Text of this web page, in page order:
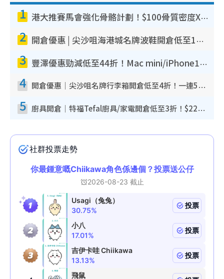
1 港大推賽馬會強化骨骼計劃！$100骨質密度X光檢查 完成免費運動訓練送超市禮券！附參加資格
2 開倉優惠 | 尖沙咀海港城名牌波鞋開倉低至1折！On鞋$899起／Joy&Peace鞋履$98起
3 豐澤優惠勁減低至44折！Mac mini/iPhone17Pro大減價！廚房家電$220起
4 開倉優惠｜尖沙咀名牌行李箱開倉低至4折！一連5日 American Tourister/ace./Hallmark $200起！
5 廚具開倉｜特福Tefal廚具/家電開倉低至3折！$220起買平底鍋/炒鑊/湯煲！電飯煲/吸塵機/燙斗$418起